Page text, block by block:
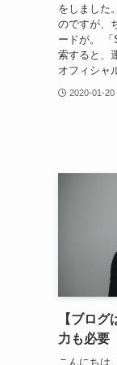
をしました
のですが、
ードが。
索すると、
オフィシャ
2020-01-20
【ブロ
力も必要
こんにちは